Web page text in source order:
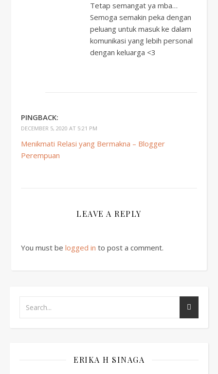
Tetap semangat ya mba…
Semoga semakin peka dengan
peluang untuk masuk ke dalam
komunikasi yang lebih personal
dengan keluarga <3
PINGBACK:
DECEMBER 5, 2020 AT 5:21 PM
Menikmati Relasi yang Bermakna – Blogger
Perempuan
LEAVE A REPLY
You must be logged in to post a comment.
ERIKA H SINAGA